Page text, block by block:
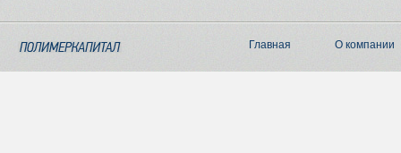
Главная О компании